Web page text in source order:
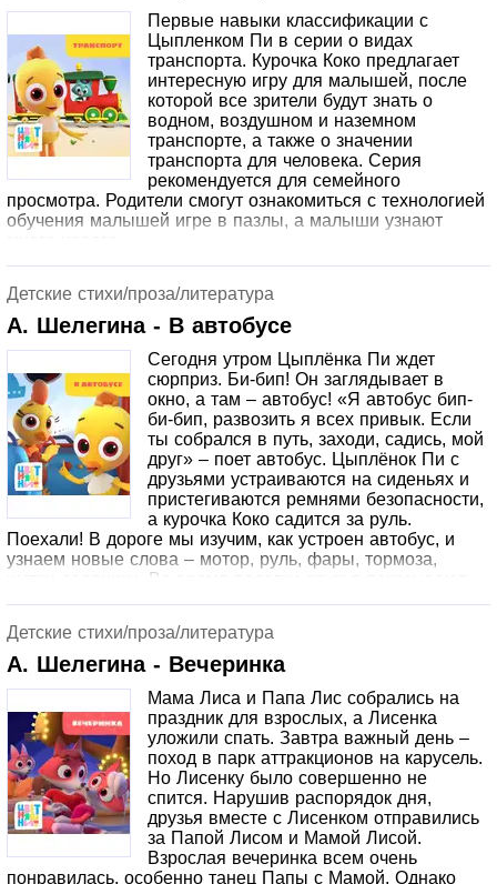
Первые навыки классификации с
Цыпленком Пи в серии о видах
транспорта. Курочка Коко предлагает
интересную игру для малышей, после
которой все зрители будут знать о
водном, воздушном и наземном
транспорте, а также о значении
транспорта для человека. Серия
рекомендуется для семейного
просмотра. Родители смогут ознакомиться с технологией
обучения малышей игре в пазлы, а малыши узнают
Детские стихи/проза/литература
А. Шелегина - В автобусе
Сегодня утром Цыплёнка Пи ждет
сюрприз. Би-бип! Он заглядывает в
окно, а там – автобус! «Я автобус бип-
би-бип, развозить я всех привык. Если
ты собрался в путь, заходи, садись, мой
друг» – поет автобус. Цыплёнок Пи с
друзьями устраиваются на сиденьях и
пристегиваются ремнями безопасности,
а курочка Коко садится за руль.
Поехали! В дороге мы изучим, как устроен автобус, и
узнаем новые слова – мотор, руль, фары, тормоза,
щетки-дворники. Во время поездки друзья показывают
как движутся щетки-дворники. Предложите малышу
повторять все эти движения за героями мультика.
Детские стихи/проза/литература
А. Шелегина - Вечеринка
Мама Лиса и Папа Лис собрались на
праздник для взрослых, а Лисенка
уложили спать. Завтра важный день –
поход в парк аттракционов на карусель.
Но Лисенку было совершенно не
спится. Нарушив распорядок дня,
друзья вместе с Лисенком отправились
за Папой Лисом и Мамой Лисой.
Взрослая вечеринка всем очень
понравилась, особенно танец Папы с Мамой. Однако